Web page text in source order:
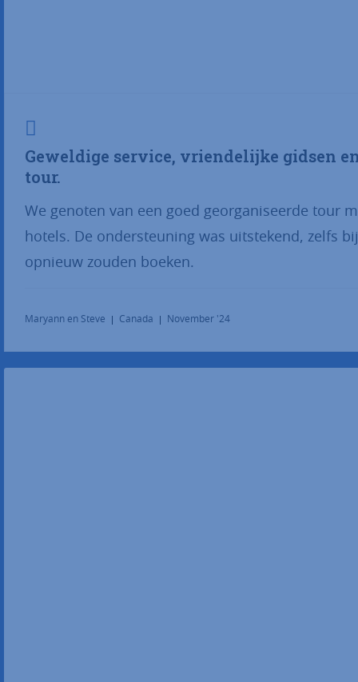
Geweldige service, vriendelijke gidsen
tour.
We genoten van een goed georganiseerde tour
hotels. De ondersteuning was uitstekend, zelfs
opnieuw zouden boeken.
Maryann en Steve Canada November '24